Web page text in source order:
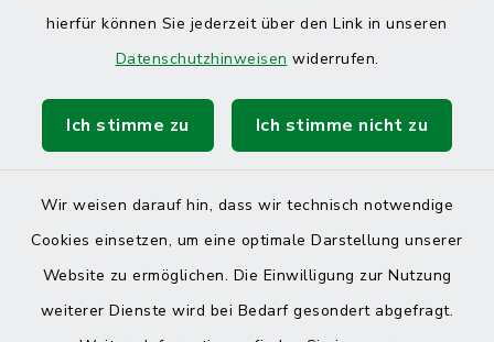
hierfür können Sie jederzeit über den Link in unseren
Datenschutzhinweisen widerrufen.
Ich stimme zu Ich stimme nicht zu
Wir weisen darauf hin, dass wir technisch notwendige
Cookies einsetzen, um eine optimale Darstellung unserer
Website zu ermöglichen. Die Einwilligung zur Nutzung
weiterer Dienste wird bei Bedarf gesondert abgefragt.
Kontakt
Datenschutz
Impressum